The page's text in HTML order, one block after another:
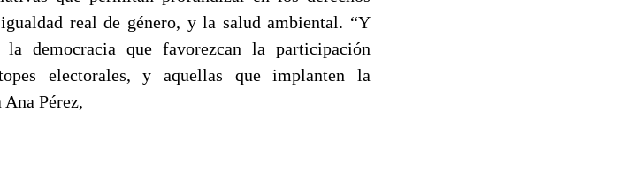
real de género, y la salud ambiental. “Y
la democracia que favorezcan la participación
electorales, y aquellas que implanten la
Pérez,